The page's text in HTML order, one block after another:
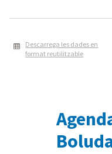
Descarrega les dades en
format reutilitzable